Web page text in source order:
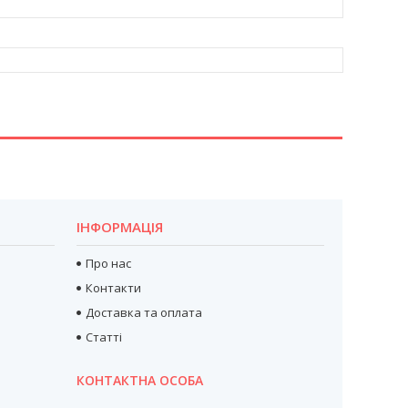
ІНФОРМАЦІЯ
Про нас
Контакти
Доставка та оплата
Статті